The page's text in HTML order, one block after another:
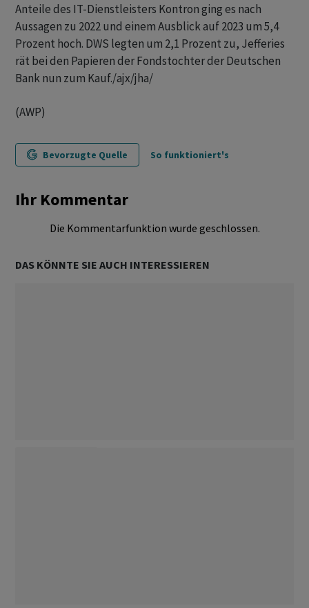
Anteile des IT-Dienstleisters Kontron ging es nach
Aussagen zu 2022 und einem Ausblick auf 2023 um 5,4
Prozent hoch. DWS legten um 2,1 Prozent zu, Jefferies
rät bei den Papieren der Fondstochter der Deutschen
Bank nun zum Kauf./ajx/jha/
(AWP)
Bevorzugte Quelle So funktioniert's
Ihr Kommentar
Die Kommentarfunktion wurde geschlossen.
DAS KÖNNTE SIE AUCH INTERESSIEREN